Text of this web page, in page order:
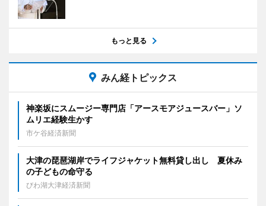
もっと見る
みん経トピックス
神楽坂にスムージー専門店「アースモアジュースバー」ソ
ムリエ経験生かす
市ケ谷経済新聞
大津の琵琶湖岸でライフジャケット無料貸し出し 夏休み
の子どもの命守る
びわ湖大津経済新聞